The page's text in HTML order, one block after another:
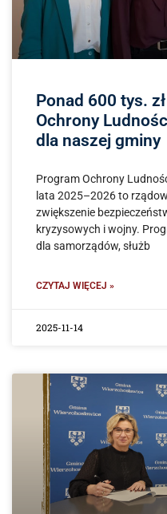
Ponad 600 tys.
Ochrony
dla naszej gminy
Program Ochrony
lata 2025–2026 to
zwiększenie
kryzysowych i wojny.
dla samorządów, służb
CZYTAJ WIĘCEJ »
2025-11-14